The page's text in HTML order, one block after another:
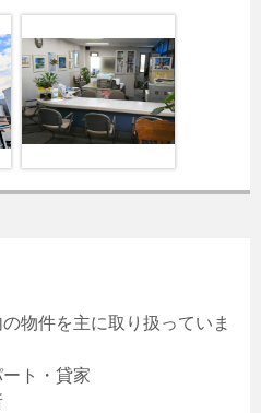
物件を主に取り扱っていま
ート・貸家